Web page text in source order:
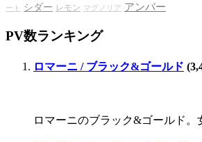
ート
シダー レモン マグノリア アンバー
PV数ランキング
ロマーニ / ブラック&ゴールド
ロマーニのブラック&ゴールド